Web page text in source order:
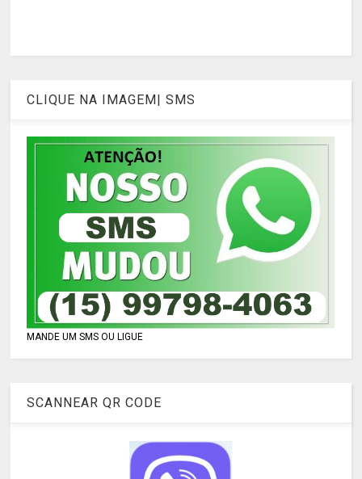
CLIQUE NA IMAGEM| SMS
MANDE UM SMS OU LIGUE
SCANNEAR QR CODE